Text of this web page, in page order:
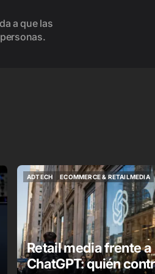
a que las
ADTECH
ADTECH
ECOMMERCE & RETAILMEDIA
ECOMMERCE & RETAILMEDIA
Retail media frente a
ChatGPT: quién